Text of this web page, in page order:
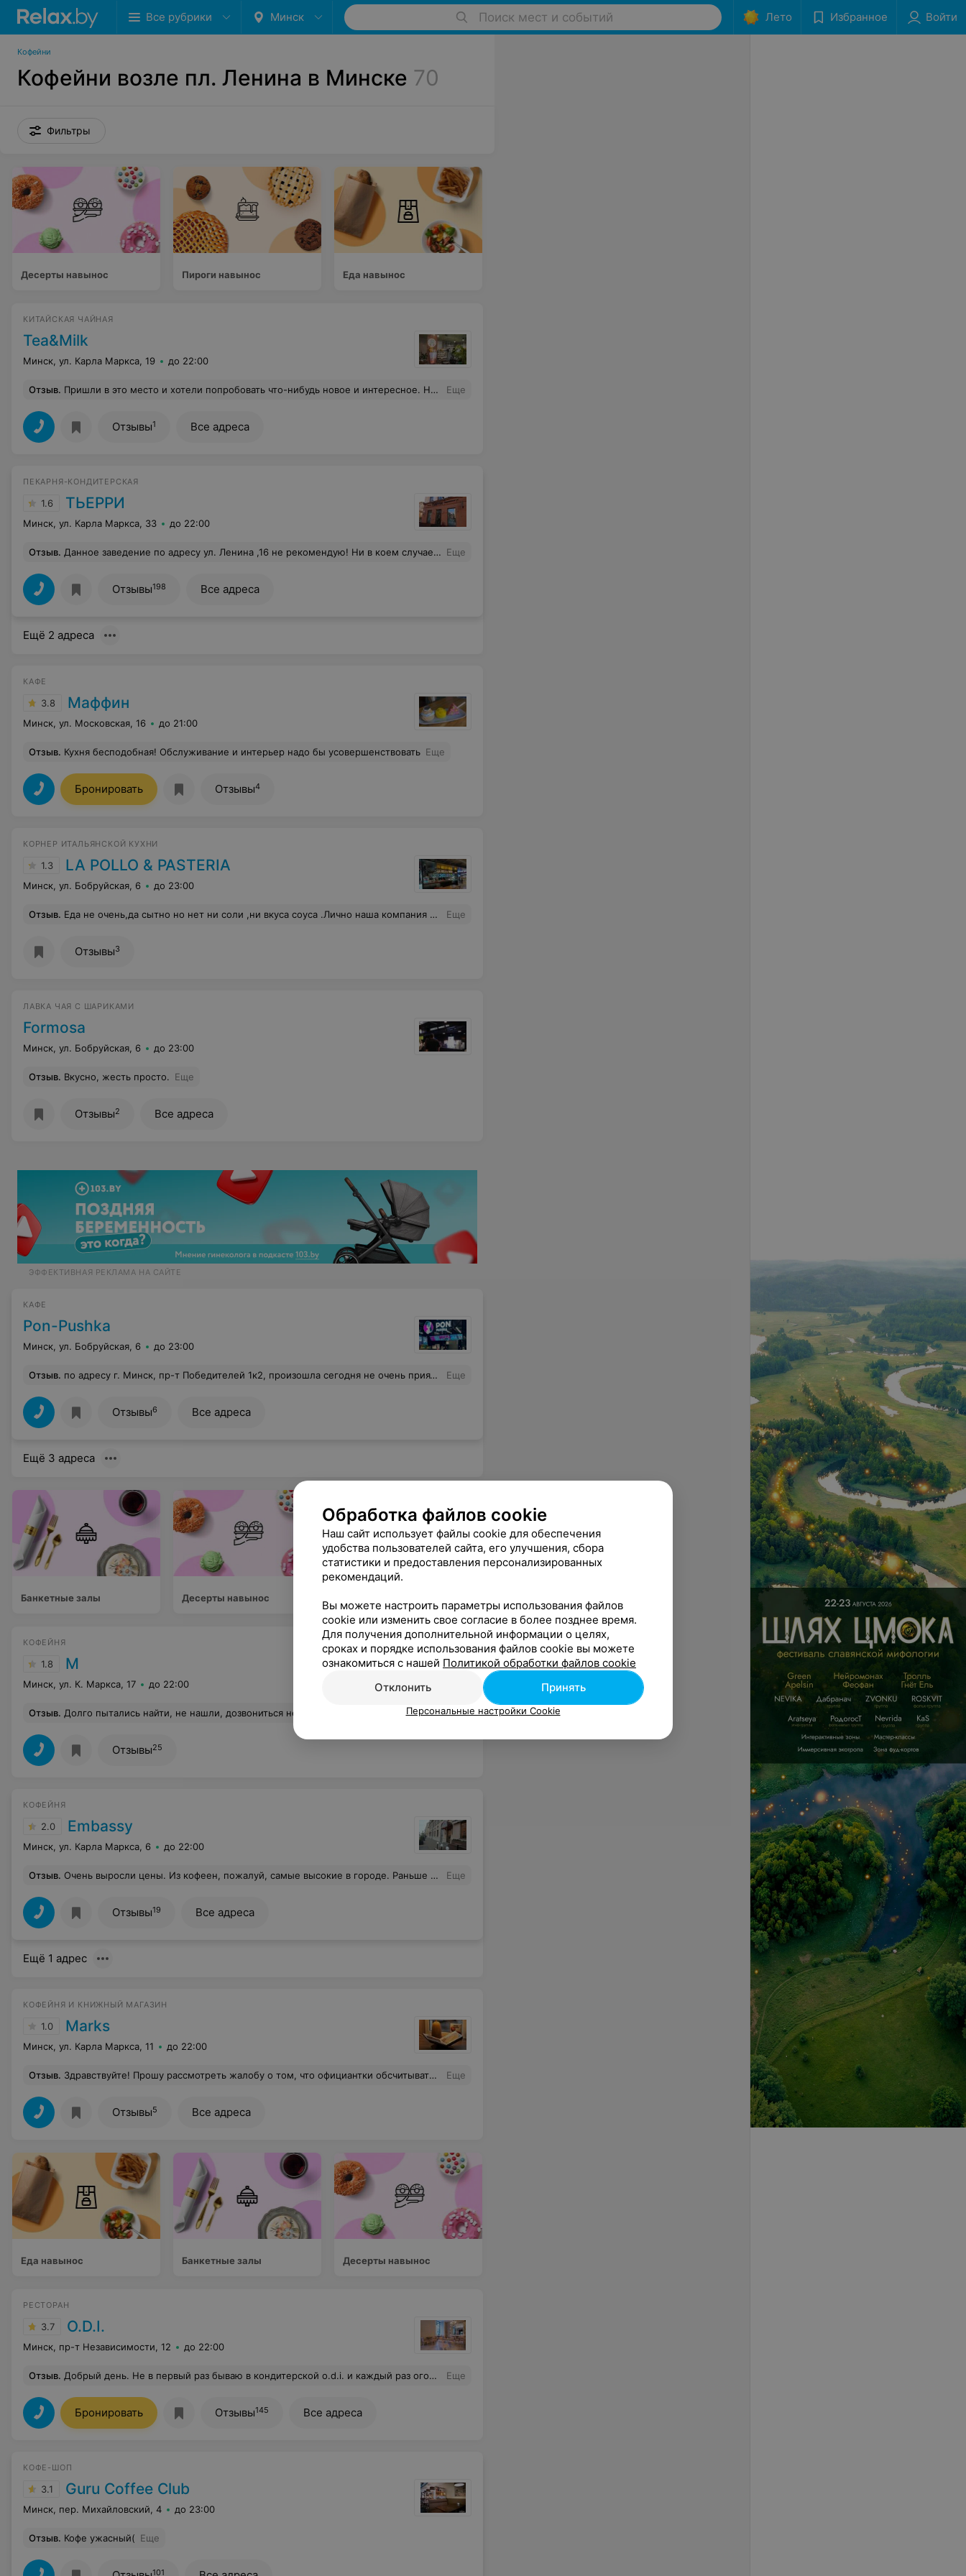
Все рубрики Минск Поиск мест и событий Лето Избранное Войти
Кофейни
Кофейни возле пл. Ленина в Минске 70
Фильтры
Десерты навынос Пироги навынос Еда навынос
КИТАЙСКАЯ ЧАЙНАЯ
Tea&Milk
Минск, ул. Карла Маркса, 19 до 22:00
Отзыв. Пришли в это место и хотели попробовать что-нибудь новое и интересное. Не знаю на что ориентировался персонал, но к открытию в наличии из наполнителей ничего почти и не было. Очередь собирается быстро. Кафе не оправдало ожидания. Еще
Отзывы1 Все адреса
ПЕКАРНЯ-КОНДИТЕРСКАЯ
1.6 ТЬЕРРИ
Минск, ул. Карла Маркса, 33 до 22:00
Отзыв. Данное заведение по адресу ул. Ленина ,16 не рекомендую! Ни в коем случае! 22.06.2022 в вечернее время столкнулись с потрясающим грубым, хамским отношением обслуживающего персонала! Хамство, ерничание, отсутствие всякого этикета, недовольные лица, типа - чего вы сюда приперлись... Неправильно выполненный заказ, без всяких извинений и без исправления своих ошибок! В конечном итоге - испорченное настроение нам было обеспечено! Совет администрации: обратите внимание на подбор персонала, обслуживающего посетителей! В крайнем случае - проведите мастер-классы по культуре поведения! К сожалению, данное заведение размещено в центре столицы, которое могут посетить не только коренные минчане. И благодаря такому обслуживанию может складываться не самое благоприятное мнение о Минске (не говоря уже - о самой сети). Еще
Отзывы198 Все адреса
Ещё 2 адреса
КАФЕ
3.8 Маффин
Минск, ул. Московская, 16 до 21:00
Отзыв. Кухня бесподобная! Обслуживание и интерьер надо бы усовершенствовать Еще
Бронировать Отзывы4
КОРНЕР ИТАЛЬЯНСКОЙ КУХНИ
1.3 LA POLLO & PASTERIA
Минск, ул. Бобруйская, 6 до 23:00
Отзыв. Еда не очень,да сытно но нет ни соли ,ни вкуса соуса .Лично наша компания не довольна ,цены не оправданы. Еще
Отзывы3
ЛАВКА ЧАЯ С ШАРИКАМИ
Formosa
Минск, ул. Бобруйская, 6 до 23:00
Отзыв. Вкусно, жесть просто. Еще
Отзывы2 Все адреса
ЭФФЕКТИВНАЯ РЕКЛАМА НА САЙТЕ
КАФЕ
Pon-Pushka
Минск, ул. Бобруйская, 6 до 23:00
Отзыв. по адресу г. Минск, пр-т Победителей 1к2, произошла сегодня не очень приятная ситуация, я пришла с подругой в заведение, заказала 2 пончика, один из которых был с арахисом. я попробовала пончик с арахисом, он был холодным и как мне показалось не совсем свежим, я пошла к кассе и ко мне подошла сотрудница по имени Александра. я ей описала данную ситуацию, на что она мне ответила, что пончики продаются в холодном виде и что это написано у них на сайте. мне поменяли пончик на более свежий и сказали, что в следующий раз «менять мне никто ничего не будет», при этом Александра говорила не самым приятным тоном. я бы не обратила внимание на эту ситуацию, если бы не недовольный вид сотрудницы. также на вашем сайте я не нашла примечания с информацией «пончики в заведении подаются холодными». также в пончике, который мне заменили я нашла небольшой кусочек гари под орехами. день и само посещение пон пушки были испорчены. крайне не советую Еще
Отзывы6 Все адреса
Ещё 3 адреса
Банкетные залы Десерты навынос
КОФЕЙНЯ
1.8 М
Минск, ул. К. Маркса, 17 до 22:00
Отзыв. Долго пытались найти, не нашли, дозвониться не смогли, телефон не существует. Еще
Отзывы25
КОФЕЙНЯ
2.0 Embassy
Минск, ул. Карла Маркса, 6 до 22:00
Отзыв. Очень выросли цены. Из кофеен, пожалуй, самые высокие в городе. Раньше были вашими постоянными клиентами, но из-за ценовой политики стали ходить гораздо реже. Еще
Отзывы19 Все адреса
Ещё 1 адрес
КОФЕЙНЯ И КНИЖНЫЙ МАГАЗИН
1.0 Marks
Минск, ул. Карла Маркса, 11 до 22:00
Отзыв. Здравствуйте! Прошу рассмотреть жалобу о том, что официантки обсчитывать клиентов на кассе. Не умеют пользоваться терминалом, вовремя не заправили бумагу для чека, два раза списали деньги по 30 бел руб. В итоге мы заплатили за чай кофе и пирожное 60 р . При этом официанты начали доказывать что деньги вернуться на повышенных тонах. Но прошло уже 2 недели, возврат так и не пришел на карту. Также после просьбы о том, чтобы выдали чек о возврате денежных средств - никаких действий не было предпринято, кроме как распечатан один единственный чек о том, что оплата была сняла один раз в размере 30 р. Еще
Отзывы5 Все адреса
Еда навынос Банкетные залы Десерты навынос
РЕСТОРАН
3.7 O.D.I.
Минск, пр-т Независимости, 12 до 22:00
Отзыв. Добрый день. Не в первый раз бываю в кондитерской o.d.i. и каждый раз огорчаюсь обслуживанию. Девушки из персонала вроде меняются, а вот их лица все равно грустные и недовольные. Место топовое, собственники сильно вложились в стены и оборудование, а вот на персонале продолжают экономить. К вам же заходят обеспеченные люди, оставляют свои деньги, хочется, чтобы обслуживание персонала и внешний вид был соответствующий. За кофе и десерты - лайк, за девушек-официанток - не лайк. Еще
Бронировать Отзывы145 Все адреса
КОФЕ-ШОП
3.1 Guru Coffee Club
Минск, пер. Михайловский, 4 до 23:00
Отзыв. Кофе ужасный( Еще
101
Обработка файлов cookie
Наш сайт использует файлы cookie для обеспечения
удобства пользователей сайта, его улучшения, сбора
статистики и предоставления персонализированных
рекомендаций.
Вы можете настроить параметры использования файлов
cookie или изменить свое согласие в более позднее время.
Для получения дополнительной информации о целях,
сроках и порядке использования файлов cookie вы можете
ознакомиться с нашей Политикой обработки файлов cookie
Отклонить
Принять
Персональные настройки Cookie